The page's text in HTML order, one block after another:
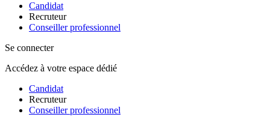
Candidat
Recruteur
Conseiller professionnel
Se connecter
Accédez à votre espace dédié
Candidat
Recruteur
Conseiller professionnel